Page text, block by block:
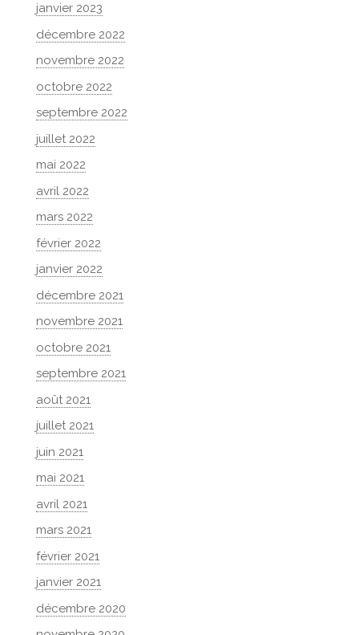
janvier 2023
décembre 2022
novembre 2022
octobre 2022
septembre 2022
juillet 2022
mai 2022
avril 2022
mars 2022
février 2022
janvier 2022
décembre 2021
novembre 2021
octobre 2021
septembre 2021
août 2021
juillet 2021
juin 2021
mai 2021
avril 2021
mars 2021
février 2021
janvier 2021
décembre 2020